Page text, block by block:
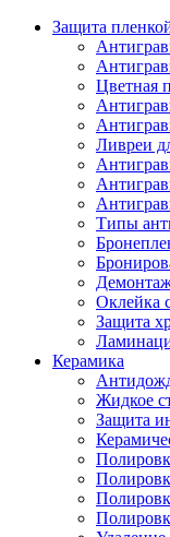
Защита
Цветная
Ливреи
Типы
Оклейка
Защита
Керамика
Жидкое
Защита